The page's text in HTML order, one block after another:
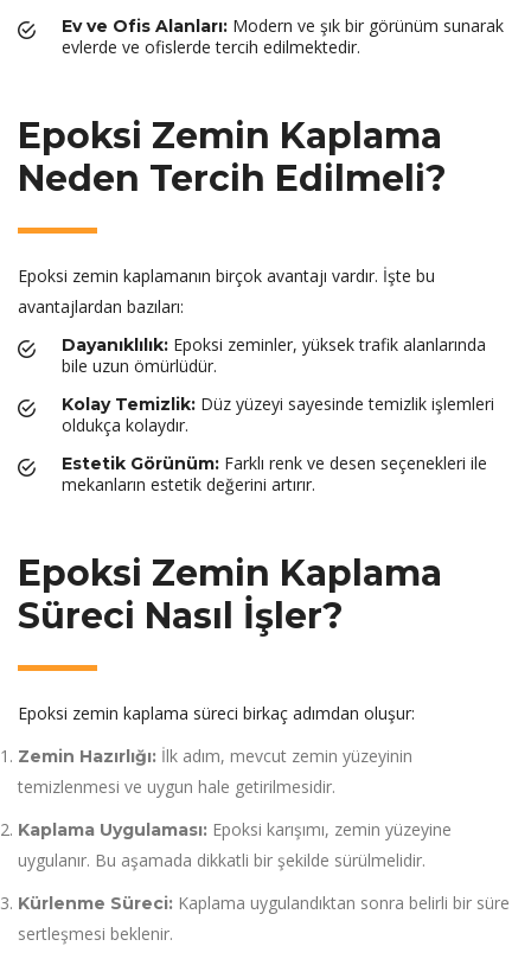
Ev ve Ofis Alanları: Modern ve şık bir görünüm sunarak
evlerde ve ofislerde tercih edilmektedir.
Epoksi Zemin Kaplama
Neden Tercih Edilmeli?
Epoksi zemin kaplamanın birçok avantajı vardır. İşte bu
avantajlardan bazıları:
Dayanıklılık: Epoksi zeminler, yüksek trafik alanlarında
bile uzun ömürlüdür.
Kolay Temizlik: Düz yüzeyi sayesinde temizlik işlemleri
oldukça kolaydır.
Estetik Görünüm: Farklı renk ve desen seçenekleri ile
mekanların estetik değerini artırır.
Epoksi Zemin Kaplama
Süreci Nasıl İşler?
Epoksi zemin kaplama süreci birkaç adımdan oluşur:
Zemin Hazırlığı: İlk adım, mevcut zemin yüzeyinin
temizlenmesi ve uygun hale getirilmesidir.
Kaplama Uygulaması: Epoksi karışımı, zemin yüzeyine
uygulanır. Bu aşamada dikkatli bir şekilde sürülmelidir.
Kürlenme Süreci: Kaplama uygulandıktan sonra belirli bir süre
sertleşmesi beklenir.